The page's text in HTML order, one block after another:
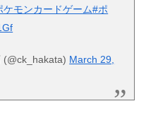
ケモンカードゲーム#ポ
March 29,